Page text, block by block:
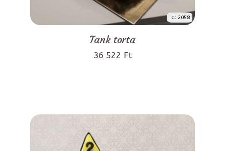
id: 2058
Tank torta
36 522 Ft